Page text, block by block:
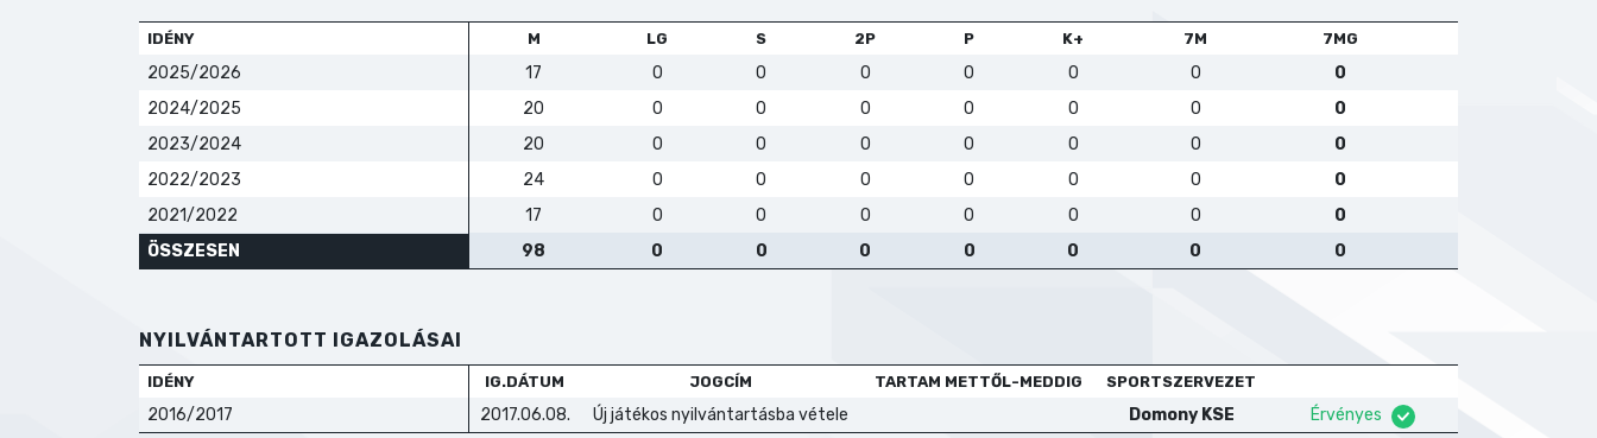
IDÉNY M LG S 2P P K+ 7M 7MG
2025/2026 17 0 0 0 0 0 0
0
2024/2025
20 0 0 0 0 0 0
0
2023/2024
20 0 0 0 0 0 0
0
2022/2023
24 0 0 0 0 0 0
0
2021/2022
17 0 0 0 0 0 0
0
ÖSSZESEN
98 0 0 0 0 0 0 0
NYILVÁNTARTOTT IGAZOLÁSAI
IDÉNY IG.DÁTUM JOGCÍM TARTAM METTŐL-MEDDIG SPORTSZERVEZET
2016/2017 2017.06.08. Új játékos nyilvántartásba vétele Domony KSE Érvényes